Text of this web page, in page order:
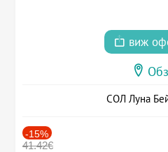
виж
СОЛ Луна
-15%
41.42€